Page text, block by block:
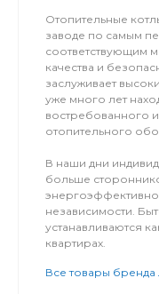
Отопительные
заводе по самым
соответствующим
качества и
заслуживает
уже много лет
востребованного
отопительного
В наши дни
больше
независимости.
устанавливаются
квартирах.
Все товары бренда